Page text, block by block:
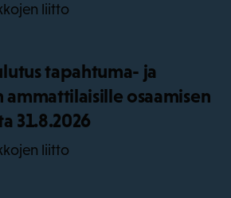
liitto
tapahtuma- ja
osaamisen
31.8.2026
liitto